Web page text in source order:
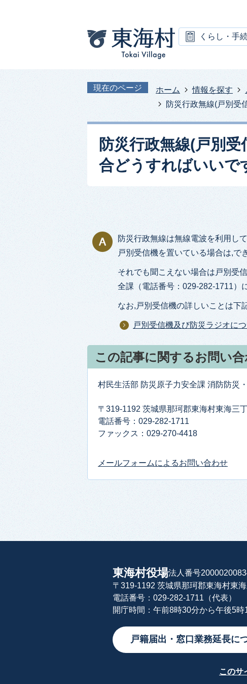
くらし・手
現在のページ ホーム 情報を探す
防災行政無線(戸別受
防災行政無線(戸別
合どうすればいいで
防災行政無線は無線電波を利用し
戸別受信機を置いている場合は,で
それでも聞こえない場合は戸別受
全課（電話番号：029-282-1711）
なお,戸別受信機の詳しいことは下
戸別受信機及び防災ラジオに
この記事に関するお問い
村民生活部 防災原子力安全課 消防防災
〒319-1192 茨城県那珂郡東海村東海三
電話番号：029-282-1711
ファックス：029-270-4418
メールフォームによるお問い合わせ
東海村役場法人番号
〒319-1192 茨城県那珂郡東海村東
電話番号：029-282-1711（代表）
開庁時間：午前8時30分から午後5
戸籍届出・窓口業務延長に
このサ